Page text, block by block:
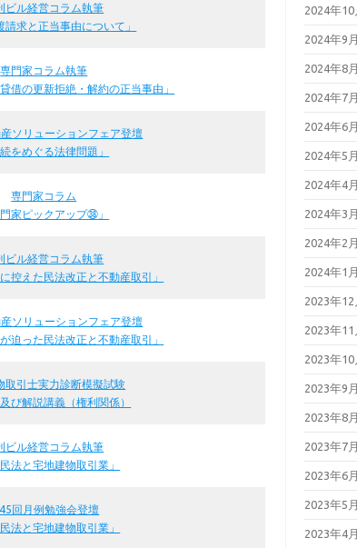
ビル経営コラム執筆
請求と正当事由について」
専門家コラム執筆
借の更新拒絶・解約の正当事由」
ソリューションフェア登壇
続をめぐる法律問題」
専門家コラム
門家ピックアップ㊳」
ビル経営コラム執筆
控えた民法改正と不動産取引」
ソリューションフェア登壇
迫った民法改正と不動産取引」
取引士実力診断模擬試験
び解説講義（権利関係）
ビル経営コラム執筆
民法と宅地建物取引業」
回月例勉強会登壇
民法と宅地建物取引業」
2024年10
2024年9月
2024年8月
2024年7月
2024年6月
2024年5月
2024年4月
2024年3月
2024年2月
2024年1月
2023年12
2023年11
2023年10
2023年9月
2023年8月
2023年7月
2023年6月
2023年5月
2023年4月